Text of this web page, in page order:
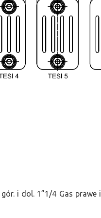
i dol. 1”1/4 Gas prawe i